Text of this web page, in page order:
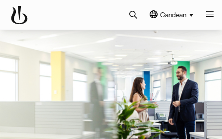
Candean